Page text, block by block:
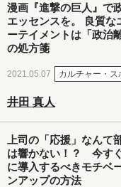
漫画『進撃の巨人』で
エッセンスを。 良質な
ーテイメントは「政治
の処方箋
2021.05.07 カルチャー・ス
井田 真人
上司の「応援」なんて
は響かない！？ 今す
に導入するべきモチベ
ンアップの方法